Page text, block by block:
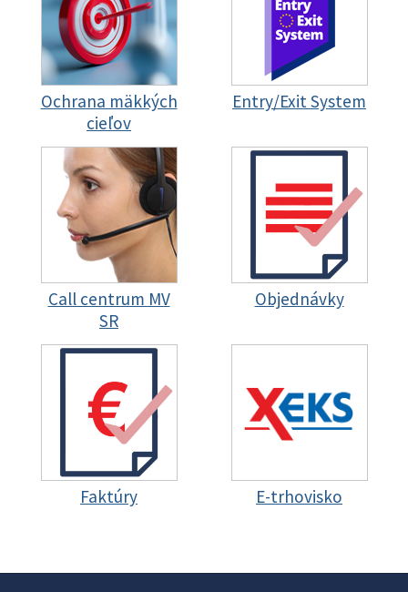
Ochrana mäkkých
cieľov
Entry/Exit System
Call centrum MV
SR
Objednávky
Faktúry E-trhovisko